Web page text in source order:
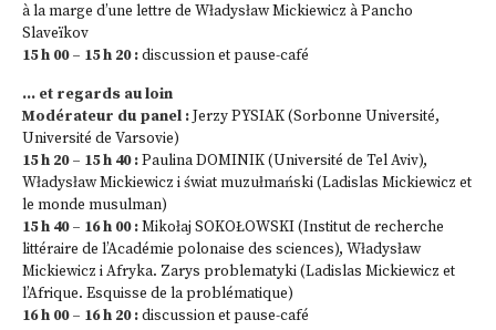
à la marge d’une lettre de Władysław Mickiewicz à Pancho
Slaveïkov
15 h 00 – 15 h 20 :discussion et pause-café
… et regards au loin
Modérateur du panel :Jerzy PYSIAK (Sorbonne Université,
Université de Varsovie)
15 h 20 – 15 h 40 :Paulina DOMINIK (Université de Tel Aviv),
Władysław Mickiewicz i świat muzułmański (Ladislas Mickiewicz et
le monde musulman)
15 h 40 – 16 h 00 :Mikołaj SOKOŁOWSKI (Institut de recherche
littéraire de l’Académie polonaise des sciences), Władysław
Mickiewicz i Afryka. Zarys problematyki (Ladislas Mickiewicz et
l’Afrique. Esquisse de la problématique)
16 h 00 – 16 h 20 :discussion et pause-café